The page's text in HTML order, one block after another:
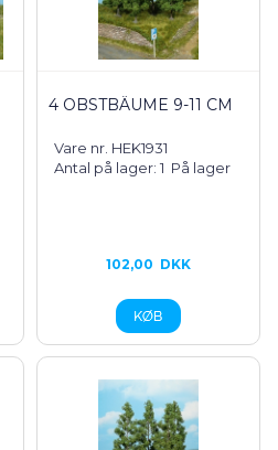
4 OBSTBÄUME 9-11 CM
Vare nr. HEK1931
Antal på lager: 1 På lager
102,00 DKK